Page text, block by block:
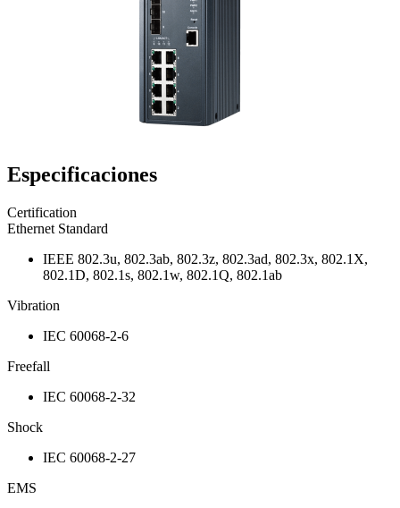
Especificaciones
Certification
Ethernet Standard
IEEE 802.3u, 802.3ab, 802.3z, 802.3ad, 802.3x, 802.1X,
802.1D, 802.1s, 802.1w, 802.1Q, 802.1ab
Vibration
IEC 60068-2-6
Freefall
IEC 60068-2-32
Shock
IEC 60068-2-27
EMS